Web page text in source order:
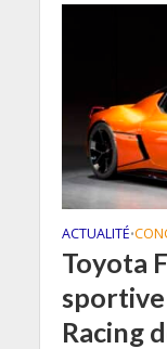
ACTUALITÉ•
Toyota
Racing